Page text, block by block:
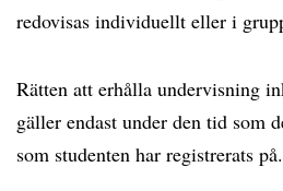
redovisas individuellt eller i
Rätten att erhålla undervisning
gäller endast under den tid som
som studenten har registrerats på.